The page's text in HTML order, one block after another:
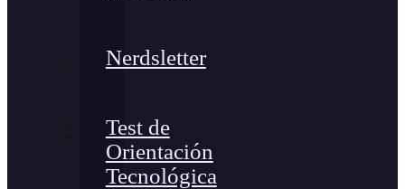
Nerdsletter
Test de
Orientación
Tecnológica